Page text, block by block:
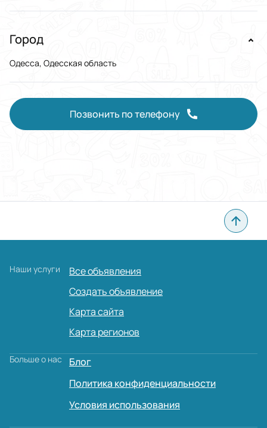
Город
Одесса, Одесская область
Позвонить по телефону
Наши услуги
Все объявления
Создать объявление
Карта сайта
Карта регионов
Больше о нас
Блог
Политика конфиденциальности
Условия использования